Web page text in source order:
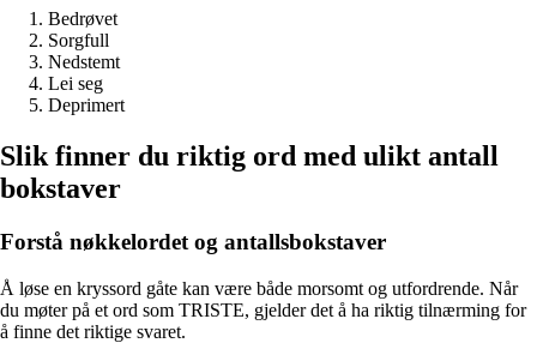
Bedrøvet
Sorgfull
Nedstemt
Lei seg
Deprimert
Slik finner du riktig ord med ulikt antall
bokstaver
Forstå nøkkelordet og antallsbokstaver
Å løse en kryssord gåte kan være både morsomt og utfordrende. Når
du møter på et ord som TRISTE, gjelder det å ha riktig tilnærming for
å finne det riktige svaret.